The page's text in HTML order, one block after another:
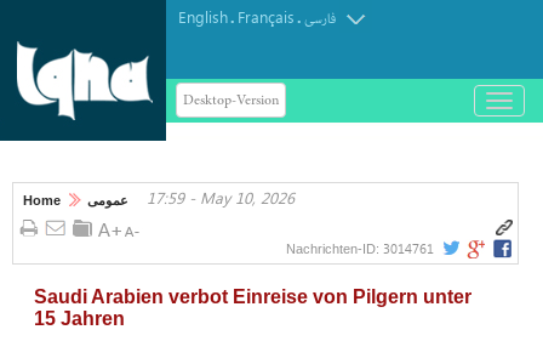
English. Français.فارسی
Desktop-Version
باز
و
کردن
Home عمومی 17:59 - May 10, 2026
Nachrichten-ID: 3014761
Saudi Arabien verbot Einreise von Pilgern unter
15 Jahren